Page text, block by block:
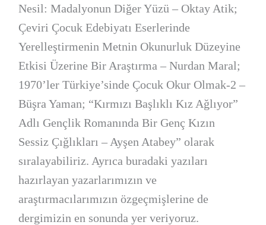
Nesil: Madalyonun Diğer Yüzü – Oktay Atik;
Çeviri Çocuk Edebiyatı Eserlerinde
Yerelleştirmenin Metnin Okunurluk Düzeyine
Etkisi Üzerine Bir Araştırma – Nurdan Maral;
1970’ler Türkiye’sinde Çocuk Okur Olmak-2 –
Büşra Yaman; “Kırmızı Başlıklı Kız Ağlıyor”
Adlı Gençlik Romanında Bir Genç Kızın
Sessiz Çığlıkları – Ayşen Atabey” olarak
sıralayabiliriz. Ayrıca buradaki yazıları
hazırlayan yazarlarımızın ve
araştırmacılarımızın özgeçmişlerine de
dergimizin en sonunda yer veriyoruz.